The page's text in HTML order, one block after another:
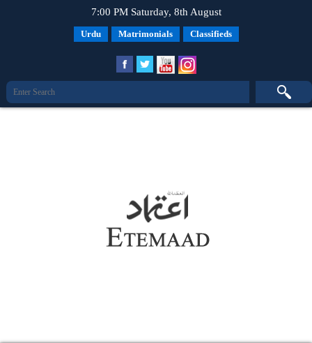
7:00 PM Saturday, 8th August
Urdu Matrimonials Classifieds